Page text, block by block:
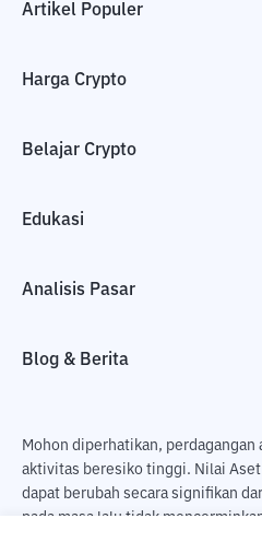
Artikel Populer
Harga Crypto
Belajar Crypto
Edukasi
Analisis Pasar
Blog & Berita
Mohon diperhatikan, perdagangan
aktivitas beresiko tinggi. Nilai
dapat berubah secara signifikan
pada masa lalu tidak